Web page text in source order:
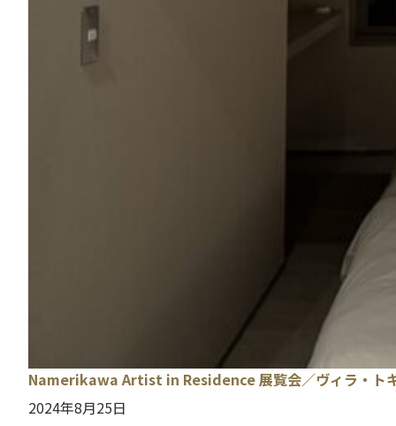
Namerikawa Artist in Residence 展覧会／ヴィラ・ト
2024年8月25日